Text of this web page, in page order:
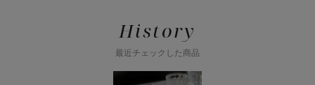
History
最近チェックした商品